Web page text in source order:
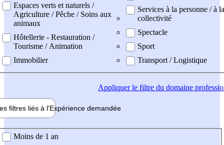
Espaces verts et naturels /
Agriculture / Pêche / Soins aux
animaux
Hôtellerie - Restauration /
Tourisme / Animation
Immobilier
Services à la personne / à la
collectivité
Spectacle
Sport
Transport / Logistique
Appliquerle filtre du domaine
filtres liés à l'Expérience demandée
demandée
Moins de 1 an